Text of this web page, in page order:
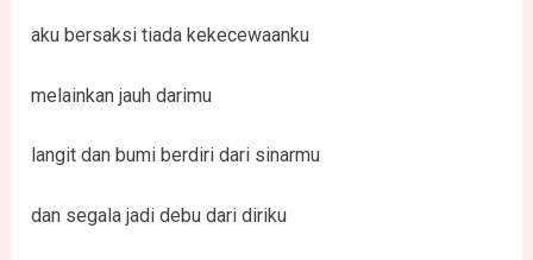
aku bersaksi tiada kekecewaanku
melainkan jauh darimu
langit dan bumi berdiri dari sinarmu
dan segala jadi debu dari diriku